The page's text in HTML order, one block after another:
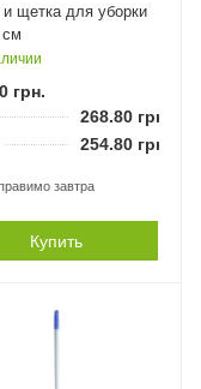
щетка для уборки
см
грн.
268.80грн.
254.80грн.
завтра
Купить